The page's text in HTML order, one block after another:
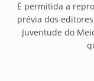
É permitida a
prévia dos
Juventude do